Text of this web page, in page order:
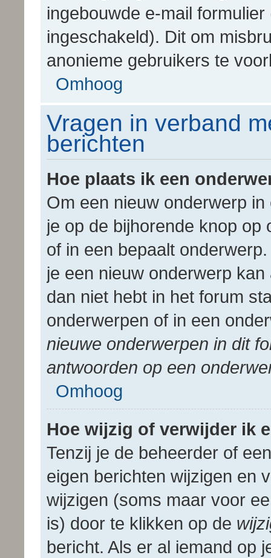
ingebouwde e-mail
ingeschakeld). Dit om
anonieme gebruikers te
Omhoog
Vragen in verband
berichten
Hoe plaats ik een
Om een nieuw onderwerp
je op de bijhorende knop op
of in een bepaalt
je een nieuw onderwerp
dan niet hebt in het forum
onderwerpen of in een
nieuwe onderwerpen in dit
antwoorden op een
Omhoog
Hoe wijzig of verwijder ik
Tenzij je de beheerder of
eigen berichten wijzigen en
wijzigen (soms maar voor
is) door te klikken op de
bericht. Als er al iemand op